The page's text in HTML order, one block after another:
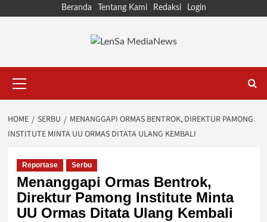
Beranda Tentang Kami Redaksi Login
Menu
HOME SERBU
MENANGGAPI ORMAS BENTROK, DIREKTUR PAMONG
INSTITUTE MINTA UU ORMAS DITATA ULANG KEMBALI
Reportase Serbu
Menanggapi Ormas Bentrok,
Direktur Pamong Institute Minta
UU Ormas Ditata Ulang Kembali